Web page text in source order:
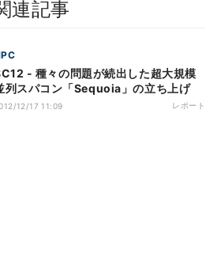
連記事
- 種々の問題が続出した超大規模
列スパコン「Sequoia」の立ち上げ
12/17 11:09 レポート